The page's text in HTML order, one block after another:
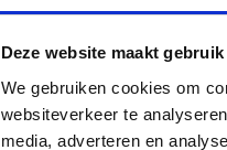
Deze website maakt
We gebruiken cookies om
websiteverkeer te
media, adverteren en
36 graden
220-240